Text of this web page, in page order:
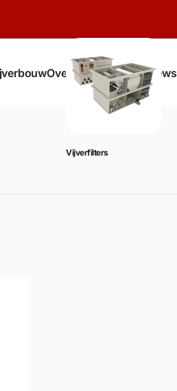
Over onsContactReviews
Vijverfilters